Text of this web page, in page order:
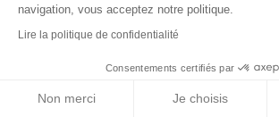
Lianeli & SideCare
Les SIRH / Systèmes de paie
navigation, vous acceptez notre politique.
Lire la politique de confidentialité
Consentements certifiés par
Non merci Je choisis